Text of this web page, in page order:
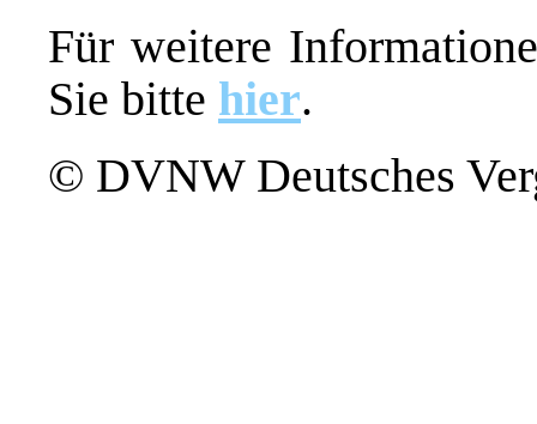
Für weitere
Sie bitte hier.